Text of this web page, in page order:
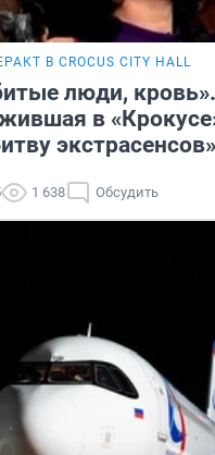
В CROCUS CITY HALL
люди, кровь».
в
экстрасенсов»
1 638 Обсудить